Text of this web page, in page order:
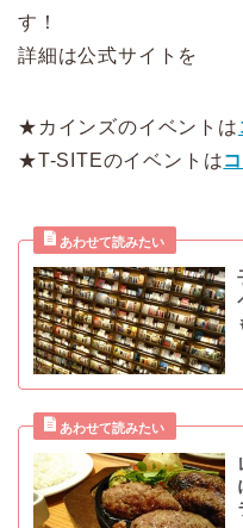
す！
詳細は公式サイトを
★カインズのイベントは
★T-SITEのイベントは